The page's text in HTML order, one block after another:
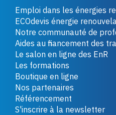
Emploi dans les énergies
ECOdevis énergie
Notre communauté de
Aides au financement des
Le salon en ligne des EnR
Les formations
Boutique en ligne
Nos partenaires
Référencement
S'inscrire à la newsletter